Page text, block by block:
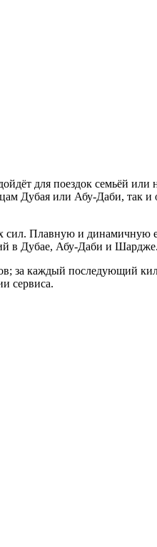
для поездок семьёй
Дубая или Абу-Даби, так и
Плавную и динамичную
в Дубае, Абу-Даби и Шардже.
за каждый последующий
сервиса.